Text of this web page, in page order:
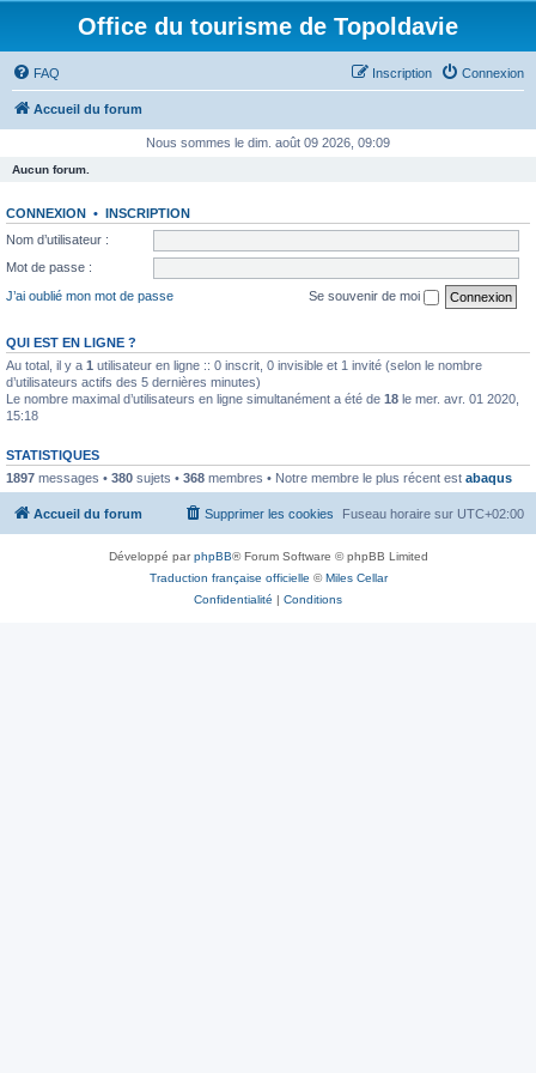
Office du tourisme de Topoldavie
FAQ Connexion
Inscription
Accueil du forum
Nous sommes le dim. août 09 2026, 09:09
Aucun forum.
CONNEXION • INSCRIPTION
Nom d’utilisateur :
Mot de passe :
J’ai oublié mon mot de passe
Se souvenir de moi
QUI EST EN LIGNE ?
Au total, il y a 1 utilisateur en ligne :: 0 inscrit, 0 invisible et 1 invité (selon le nombre
d’utilisateurs actifs des 5 dernières minutes)
Le nombre maximal d’utilisateurs en ligne simultanément a été de 18 le mer. avr. 01 2020,
15:18
STATISTIQUES
1897 messages • 380 sujets • 368 membres • Notre membre le plus récent est abaqus
Accueil du forum Fuseau horaire sur UTC+02:00
Supprimer les cookies
Développé parphpBB® Forum Software © phpBB Limited
Traduction française officielle ©Miles Cellar
Confidentialité | Conditions